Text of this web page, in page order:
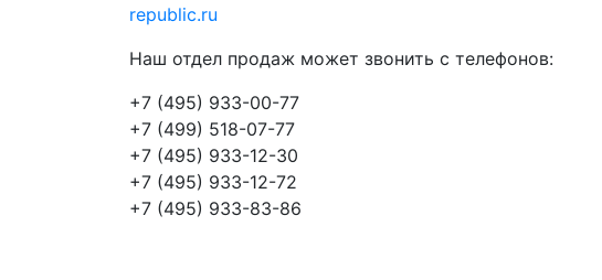
republic.ru
Наш отдел продаж может звонить с телефонов:
+7 (495) 933-00-77
+7 (499) 518-07-77
+7 (495) 933-12-30
+7 (495) 933-12-72
+7 (495) 933-83-86